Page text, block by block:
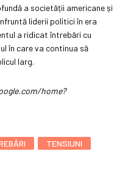
a societății americane și
liderii politici în era
a ridicat întrebări cu
în care va continua să
larg.
home?
TENSIUNI